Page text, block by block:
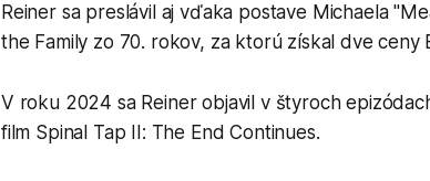
Reiner sa preslávil aj vďaka postave Michaela
the Family zo 70. rokov, za ktorú získal dve ceny
V roku 2024 sa Reiner objavil v štyroch
film Spinal Tap II: The End Continues.